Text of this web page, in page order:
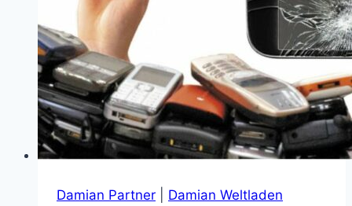
Damian Partner Damian Weltladen